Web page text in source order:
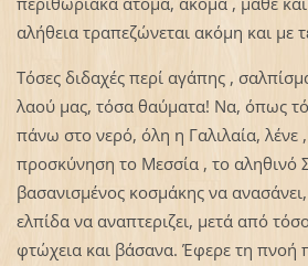
αλήθεια τραπεζώνεται ακόμη και με
Τόσες διδαχές περί αγάπης ,
λαού μας, τόσα θαύματα! Να, όπως
πάνω στο νερό, όλη η Γαλιλαία, λένε ,
προσκύνηση το Μεσσία , το αληθινό
βασανισμένος κοσμάκης να
ελπίδα να αναπτεριζει, μετά από
φτώχεια και βάσανα. Έφερε τη πνοή